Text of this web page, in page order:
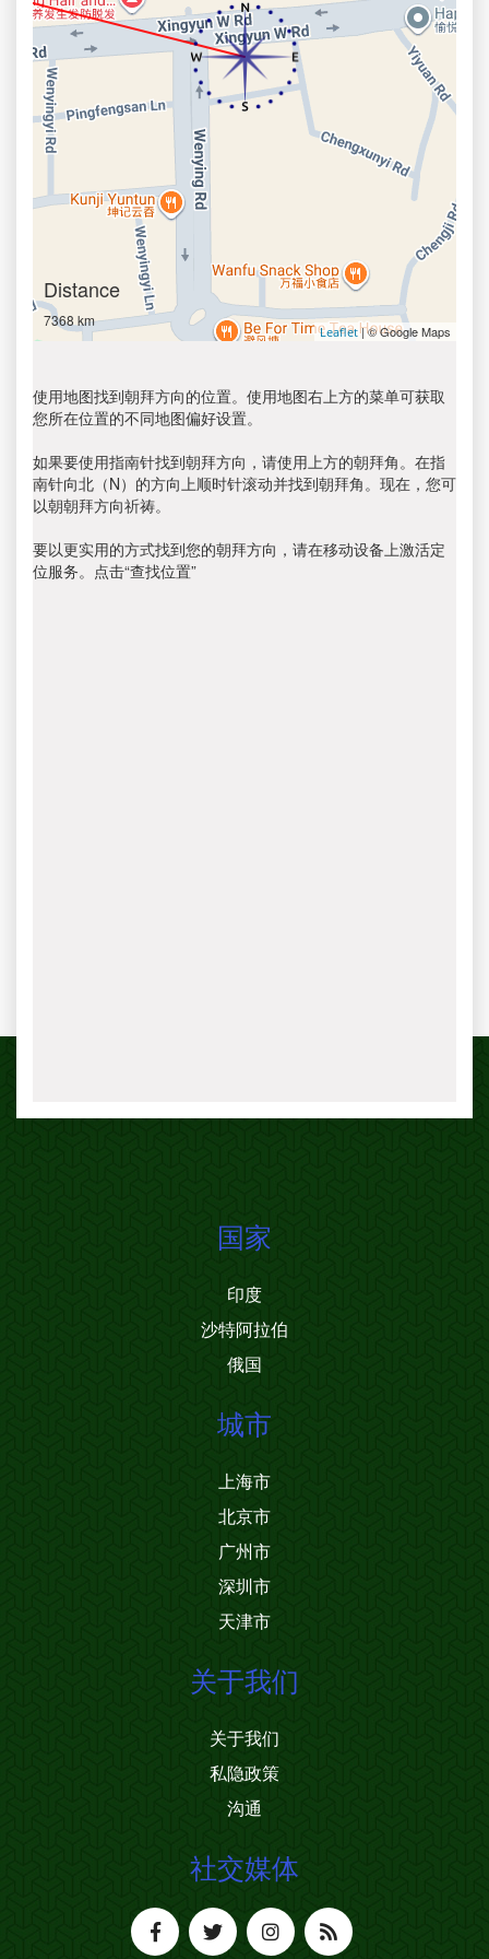
Distance
7368 km
Leaflet| © Google Maps
使用地图找到朝拜方向的位置。使用地图右上方的菜单可获取
您所在位置的不同地图偏好设置。
如果要使用指南针找到朝拜方向，请使用上方的朝拜角。在指
南针向北（N）的方向上顺时针滚动并找到朝拜角。现在，您可
以朝朝拜方向祈祷。
要以更实用的方式找到您的朝拜方向，请在移动设备上激活定
位服务。点击“查找位置”
国家
印度
沙特阿拉伯
俄国
城市
上海市
北京市
广州市
深圳市
天津市
关于我们
关于我们
私隐政策
沟通
社交媒体